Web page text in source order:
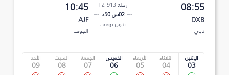
08:55
DXB
دبي
رحلة FZ 913
02س 50د
بدون توقف
10:45
AJF
الجوف
الإثنين
03
الثلاثاء
04
الأربعاء
05
الخميس
06
الجمعة
07
السبت
08
الأحد
09